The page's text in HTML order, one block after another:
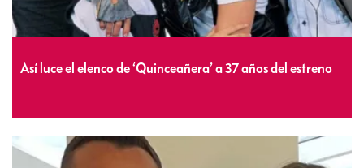
Así luce el elenco de ‘Quinceañera’ a 37 años del estreno